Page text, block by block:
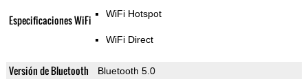
Especificaciones WiFi WiFi Hotspot
WiFi Direct
Versión de Bluetooth Bluetooth 5.0